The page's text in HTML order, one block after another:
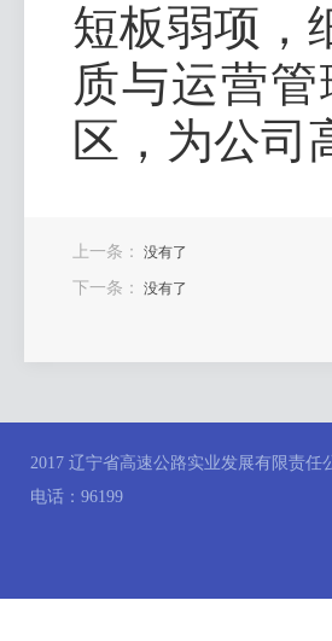
短板弱项，
质与运营
区，为公司
上一条： 没有了
下一条： 没有了
2017 辽宁省高速公路实业发展有限责任
电话：96199